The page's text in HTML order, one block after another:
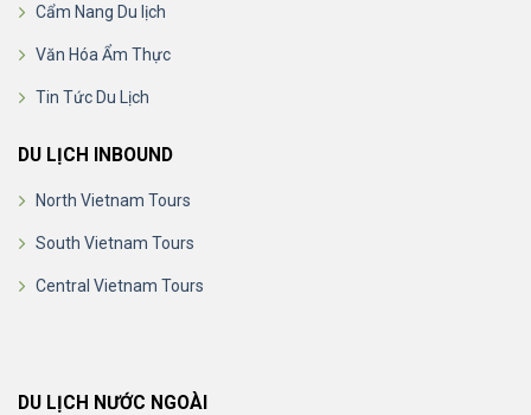
Cẩm Nang Du lịch
Văn Hóa Ẩm Thực
Tin Tức Du Lịch
DU LỊCH INBOUND
North Vietnam Tours
South Vietnam Tours
Central Vietnam Tours
DU LỊCH NƯỚC NGOÀI